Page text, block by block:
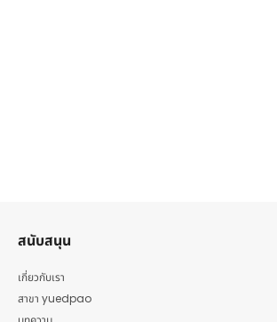
สนับสนุน
เกี่ยวกับเรา
สาขา yuedpao